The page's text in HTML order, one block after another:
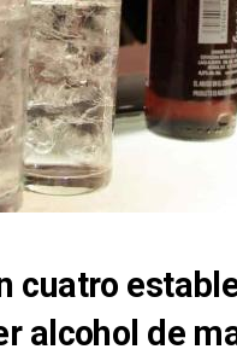
cuatro
alcohol de